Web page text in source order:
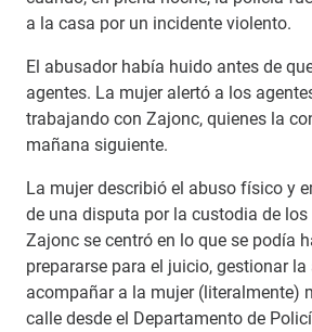
a la casa por un incidente violento.
El abusador había huido antes de
agentes. La mujer alertó a los
trabajando con Zajonc, quienes la
mañana siguiente.
La mujer describió el abuso físico y
de una disputa por la custodia de
Zajonc se centró en lo que se podía
prepararse para el juicio, gestionar
acompañar a la mujer (literalmente)
calle desde el Departamento de